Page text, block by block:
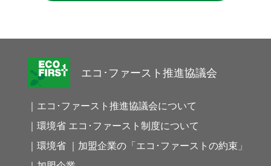
エコ･ファースト推進協議会
｜エコ･ファースト推進協議会について
｜環境省 エコ･ファースト制度について
｜環境省 ｜加盟企業の「エコ･ファーストの約束」